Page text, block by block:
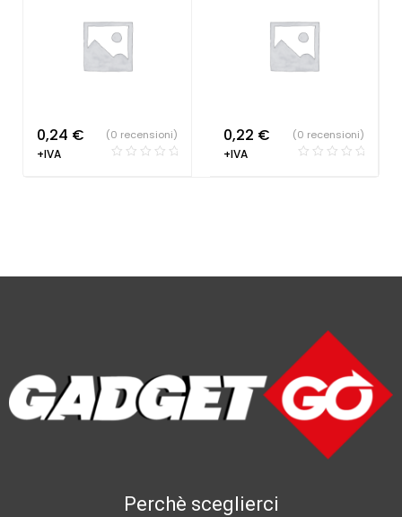
0,24 €
+IVA
(0 recensioni) 0,22 €
+IVA
(0 recensioni)
Perchè sceglierci